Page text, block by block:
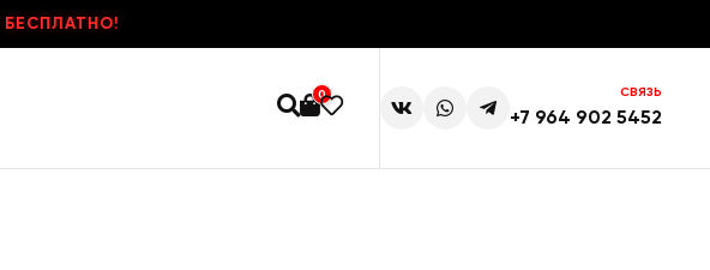
БЕСПЛАТНО!
0 СВЯЗЬ
+7 964 902 5452